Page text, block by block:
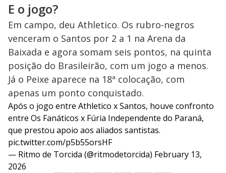
E o jogo?
Em campo, deu Athletico. Os rubro-negros
venceram o Santos por 2 a 1 na Arena da
Baixada e agora somam seis pontos, na quinta
posição do Brasileirão, com um jogo a menos.
Já o Peixe aparece na 18ª colocação, com
apenas um ponto conquistado.
Após o jogo entre Athletico x Santos, houve confronto
entre Os Fanáticos x Fúria Independente do Paraná,
que prestou apoio aos aliados santistas.
pic.twitter.com/p5b55orsHF
— Ritmo de Torcida (@ritmodetorcida) February 13,
2026